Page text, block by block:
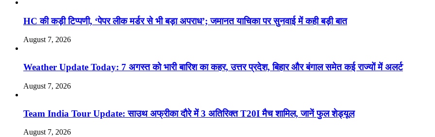
HC की कड़ी टिप्पणी, ‘पेपर लीक मर्डर से भी बड़ा अपराध’; जमानत याचिका पर सुनवाई में कही बड़ी बात
August 7, 2026
Weather Update Today: 7 अगस्त को भारी बारिश का कहर, उत्तर प्रदेश, बिहार और बंगाल समेत कई राज्यों में अलर्ट
August 7, 2026
Team India Tour Update: साउथ अफ्रीका दौरे में 3 अतिरिक्त T20I मैच शामिल, जानें फुल शेड्यूल
August 7, 2026